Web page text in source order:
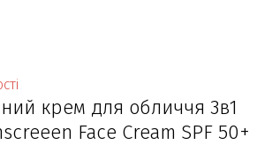
крем для обличчя 3в1
Face Cream SPF 50+